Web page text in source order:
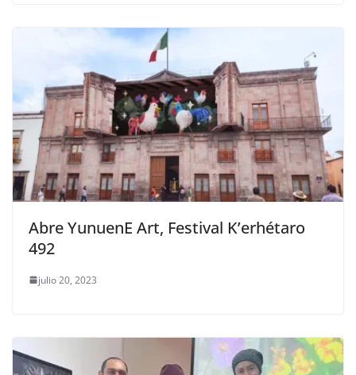
Abre YunuenE Art, Festival K’erhétaro
492
julio 20, 2023